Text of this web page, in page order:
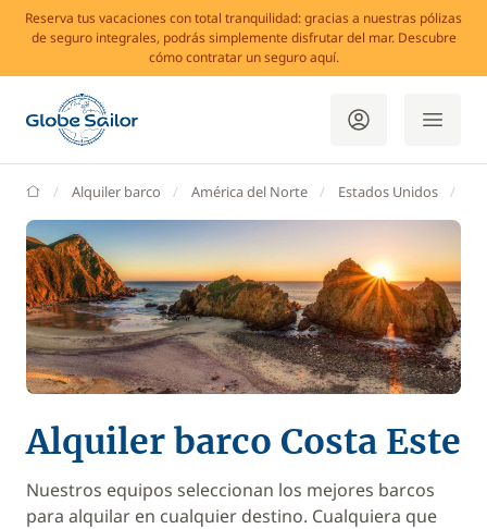
Reserva tus vacaciones con total tranquilidad: gracias a nuestras pólizas
de seguro integrales, podrás simplemente disfrutar del mar. Descubre
cómo contratar un seguro aquí.
GlobeSailor
Alquiler barco América del Norte Estados Unidos
Alquiler barco Costa Este
Nuestros equipos seleccionan los mejores barcos
para alquilar en cualquier destino. Cualquiera que